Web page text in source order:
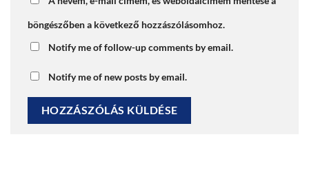
böngészőben a következő hozzászólásomhoz.
Notify me of follow-up comments by email.
Notify me of new posts by email.